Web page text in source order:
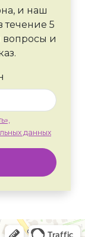
и наш
течение 5
вопросы и
данных